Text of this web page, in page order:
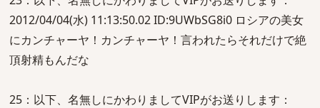
2012/04/04(水) 11:13:50.02 ID:9UWbSG8i0 ロシアの美女
にカンチャーヤ！カンチャーヤ！言われたらそれだけで絶
頂射精もんだな
25：以下、名無しにかわりましてVIPがお送りします：